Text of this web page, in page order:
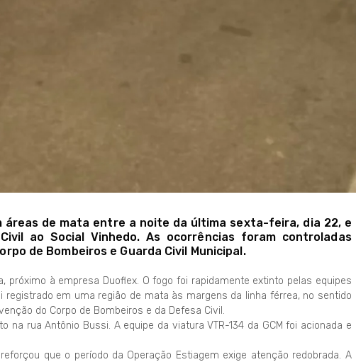
de mata entre a noite da última sexta-feira, dia 22, e
ao Social Vinhedo. As ocorrências foram controladas
de Bombeiros e Guarda Civil Municipal.
próximo à empresa Duoflex. O fogo foi rapidamente extinto pelas equipes
em uma região de mata às margens da linha férrea, no sentido
do Corpo de Bombeiros e da Defesa Civil.
rua Antônio Bussi. A equipe da viatura VTR-134 da GCM foi acionada e
que o período da Operação Estiagem exige atenção redobrada. A